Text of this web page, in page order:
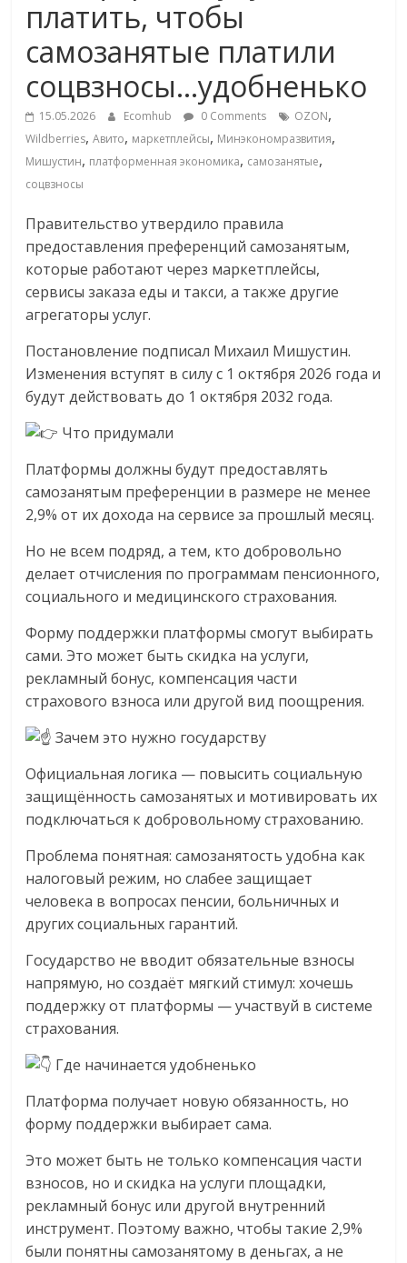
Commerce,
омниканальном
ритейле,
логистике,
технологиях,
соцсетях
Портал
об
онлайн-
торговле,
сервисах
для
Commerce,
ритейле,
логистике,
технологиях,
соцсетях.
Нам
важно,
как
знать
как
Сеть
меняет
жизнь
обсудить
эти
изменения
читателем.
платить, чтобы
самозанятые платили
соцвзносы…удобненько
15.05.2026 Ecomhub 0 Comments OZON,
Wildberries,Авито, маркетплейсы, Минэкономразвития,
Мишустин, платформенная экономика, самозанятые,
соцвзносы
Правительство утвердило правила
предоставления преференций самозанятым,
которые работают через маркетплейсы,
сервисы заказа еды и такси, а также другие
агрегаторы услуг.
Постановление подписал Михаил Мишустин.
Изменения вступят в силу с 1 октября 2026 года и
будут действовать до 1 октября 2032 года.
Что придумали
Платформы должны будут предоставлять
самозанятым преференции в размере не менее
2,9% от их дохода на сервисе за прошлый месяц.
Но не всем подряд, а тем, кто добровольно
делает отчисления по программам пенсионного,
социального и медицинского страхования.
Форму поддержки платформы смогут выбирать
сами. Это может быть скидка на услуги,
рекламный бонус, компенсация части
страхового взноса или другой вид поощрения.
Зачем это нужно государству
Официальная логика — повысить социальную
защищённость самозанятых и мотивировать их
подключаться к добровольному страхованию.
Проблема понятная: самозанятость удобна как
налоговый режим, но слабее защищает
человека в вопросах пенсии, больничных и
других социальных гарантий.
Государство не вводит обязательные взносы
напрямую, но создаёт мягкий стимул: хочешь
поддержку от платформы — участвуй в системе
страхования.
Где начинается удобненько
Платформа получает новую обязанность, но
форму поддержки выбирает сама.
Это может быть не только компенсация части
взносов, но и скидка на услуги площадки,
рекламный бонус или другой внутренний
инструмент. Поэтому важно, чтобы такие 2,9%
были понятны самозанятому в деньгах, а не